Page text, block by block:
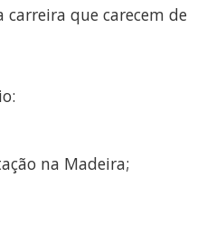
carreira que carecem de
na Madeira;